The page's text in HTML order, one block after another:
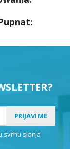
PRIJAVI ME
svrhu slanja